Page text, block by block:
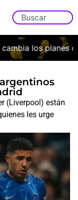
los planes de
(Liverpool) están
les urge